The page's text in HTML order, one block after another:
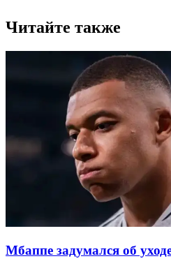
Читайте также
Мбаппе задумался об